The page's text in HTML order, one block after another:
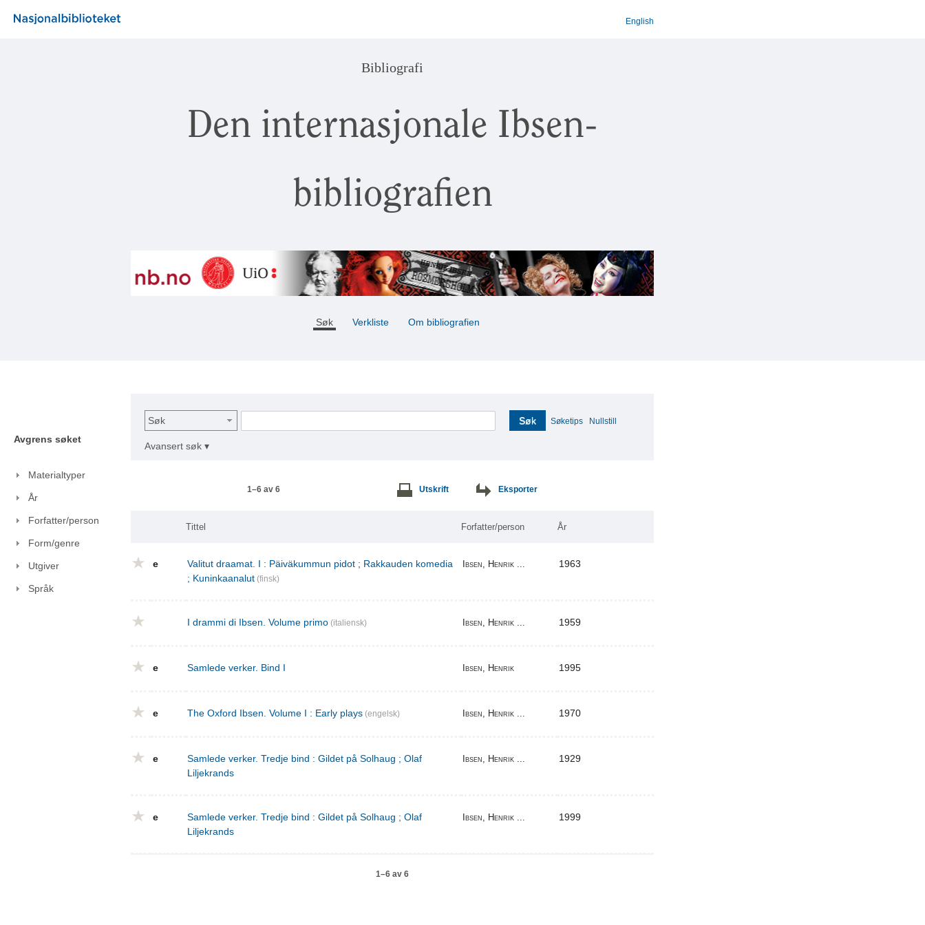
English
Bibliografi
Den internasjonale Ibsen-
bibliografien
Søk Verkliste Om bibliografien
Avgrens søket
Materialtyper
År
Forfatter/person
Form/genre
Utgiver
Språk
Søk Søk Søketips Nullstill
Avansert søk ▾
1–6 av 6 Utskrift Eksporter
Tittel Forfatter/person År
e
Valitut draamat. I : Päiväkummun pidot ; Rakkauden komedia
; Kuninkaanalut (finsk)
Ibsen, Henrik ... 1963
I drammi di Ibsen. Volume primo (italiensk) Ibsen, Henrik ... 1959
e Samlede verker. Bind I Ibsen, Henrik 1995
e The Oxford Ibsen. Volume I : Early plays (engelsk) Ibsen, Henrik ... 1970
e
Samlede verker. Tredje bind : Gildet på Solhaug ; Olaf
Liljekrands
Ibsen, Henrik ... 1929
e
Samlede verker. Tredje bind : Gildet på Solhaug ; Olaf
Liljekrands
Ibsen, Henrik ... 1999
1–6 av 6